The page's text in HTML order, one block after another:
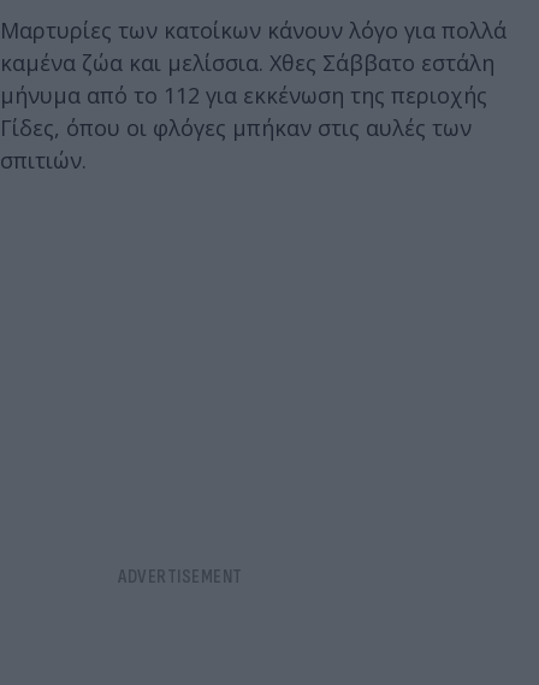
Μαρτυρίες των κατοίκων κάνουν λόγο για πολλά
καμένα ζώα και μελίσσια. Χθες Σάββατο εστάλη
μήνυμα από το 112 για εκκένωση της περιοχής
Γίδες, όπου οι φλόγες μπήκαν στις αυλές των
σπιτιών.